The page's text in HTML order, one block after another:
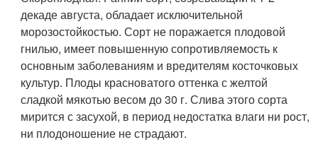
декаде августа, обладает исключительной
морозостойкостью. Сорт не поражается плодовой
гнилью, имеет повышенную сопротивляемость к
основным заболеваниям и вредителям косточковых
культур. Плоды красноватого оттенка с желтой
сладкой мякотью весом до 30 г. Слива этого сорта
мирится с засухой, в период недостатка влаги ни рост,
ни плодоношение не страдают.